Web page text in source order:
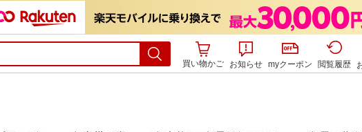
買い物かご
お知らせ myクーポン 閲覧履歴